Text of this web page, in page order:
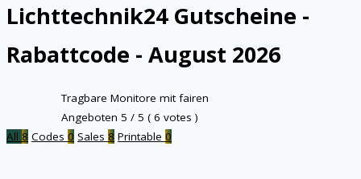
Lichttechnik24Gutscheine -
Rabattcode - August 2026
Tragbare Monitore mit fairen
Angeboten 5 / 5 ( 6 votes )
All 8 Codes 0 Sales 8 Printable 0